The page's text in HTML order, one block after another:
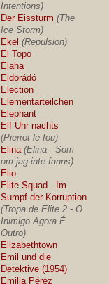
Intentions)
Der Eissturm (The
Ice Storm)
Ekel (Repulsion)
El Topo
Elaha
Eldorádó
Election
Elementarteilchen
Elephant
Elf Uhr nachts
(Pierrot le fou)
Elina (Elina - Som
om jag inte fanns)
Elio
Elite Squad - Im
Sumpf der Korruption
(Tropa de Elite 2 - O
Inimigo Agora É
Outro)
Elizabethtown
Emil und die
Detektive (1954)
Emilia Pérez